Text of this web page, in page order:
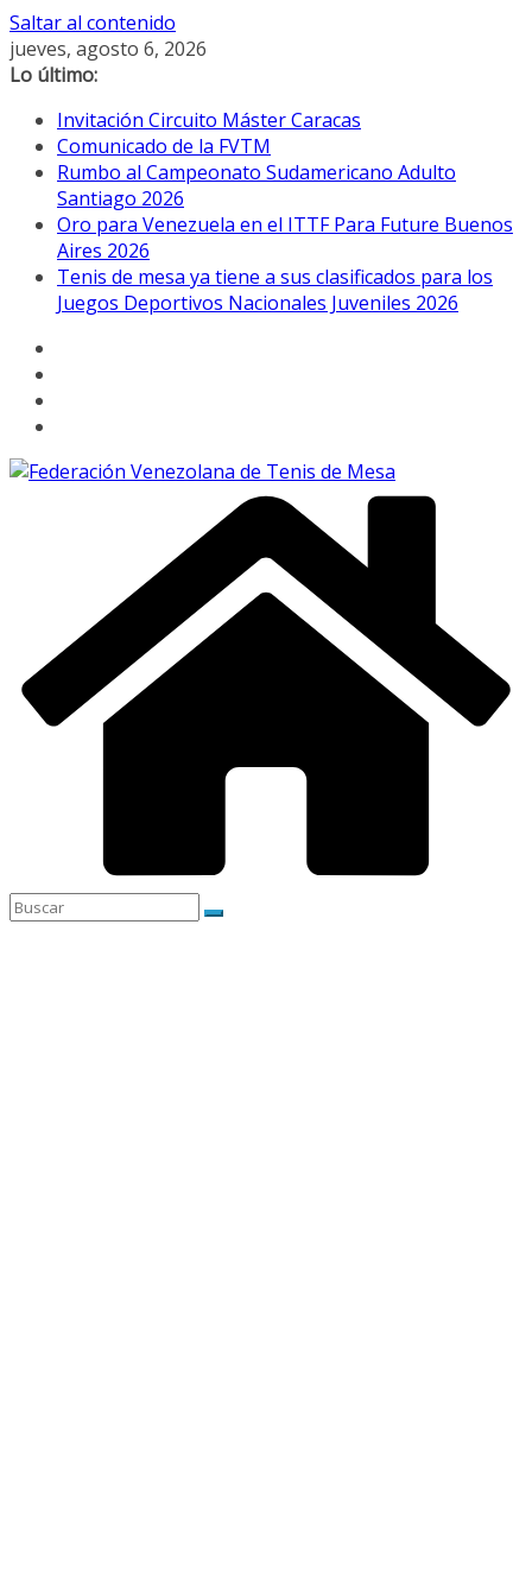
Saltar al contenido
jueves, agosto 6, 2026
Lo último:
Invitación Circuito Máster Caracas
Comunicado de la FVTM
Rumbo al Campeonato Sudamericano Adulto
Santiago 2026
Oro para Venezuela en el ITTF Para Future Buenos
Aires 2026
Tenis de mesa ya tiene a sus clasificados para los
Juegos Deportivos Nacionales Juveniles 2026